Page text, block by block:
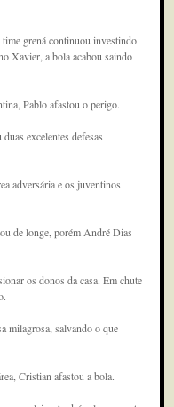
grená continuou investindo
Xavier, a bola acabou saindo
Pablo afastou o perigo.
excelentes defesas
adversária e os juventinos
de longe, porém André Dias
os donos da casa. Em chute
milagrosa, salvando o que
Cristian afastou a bola.